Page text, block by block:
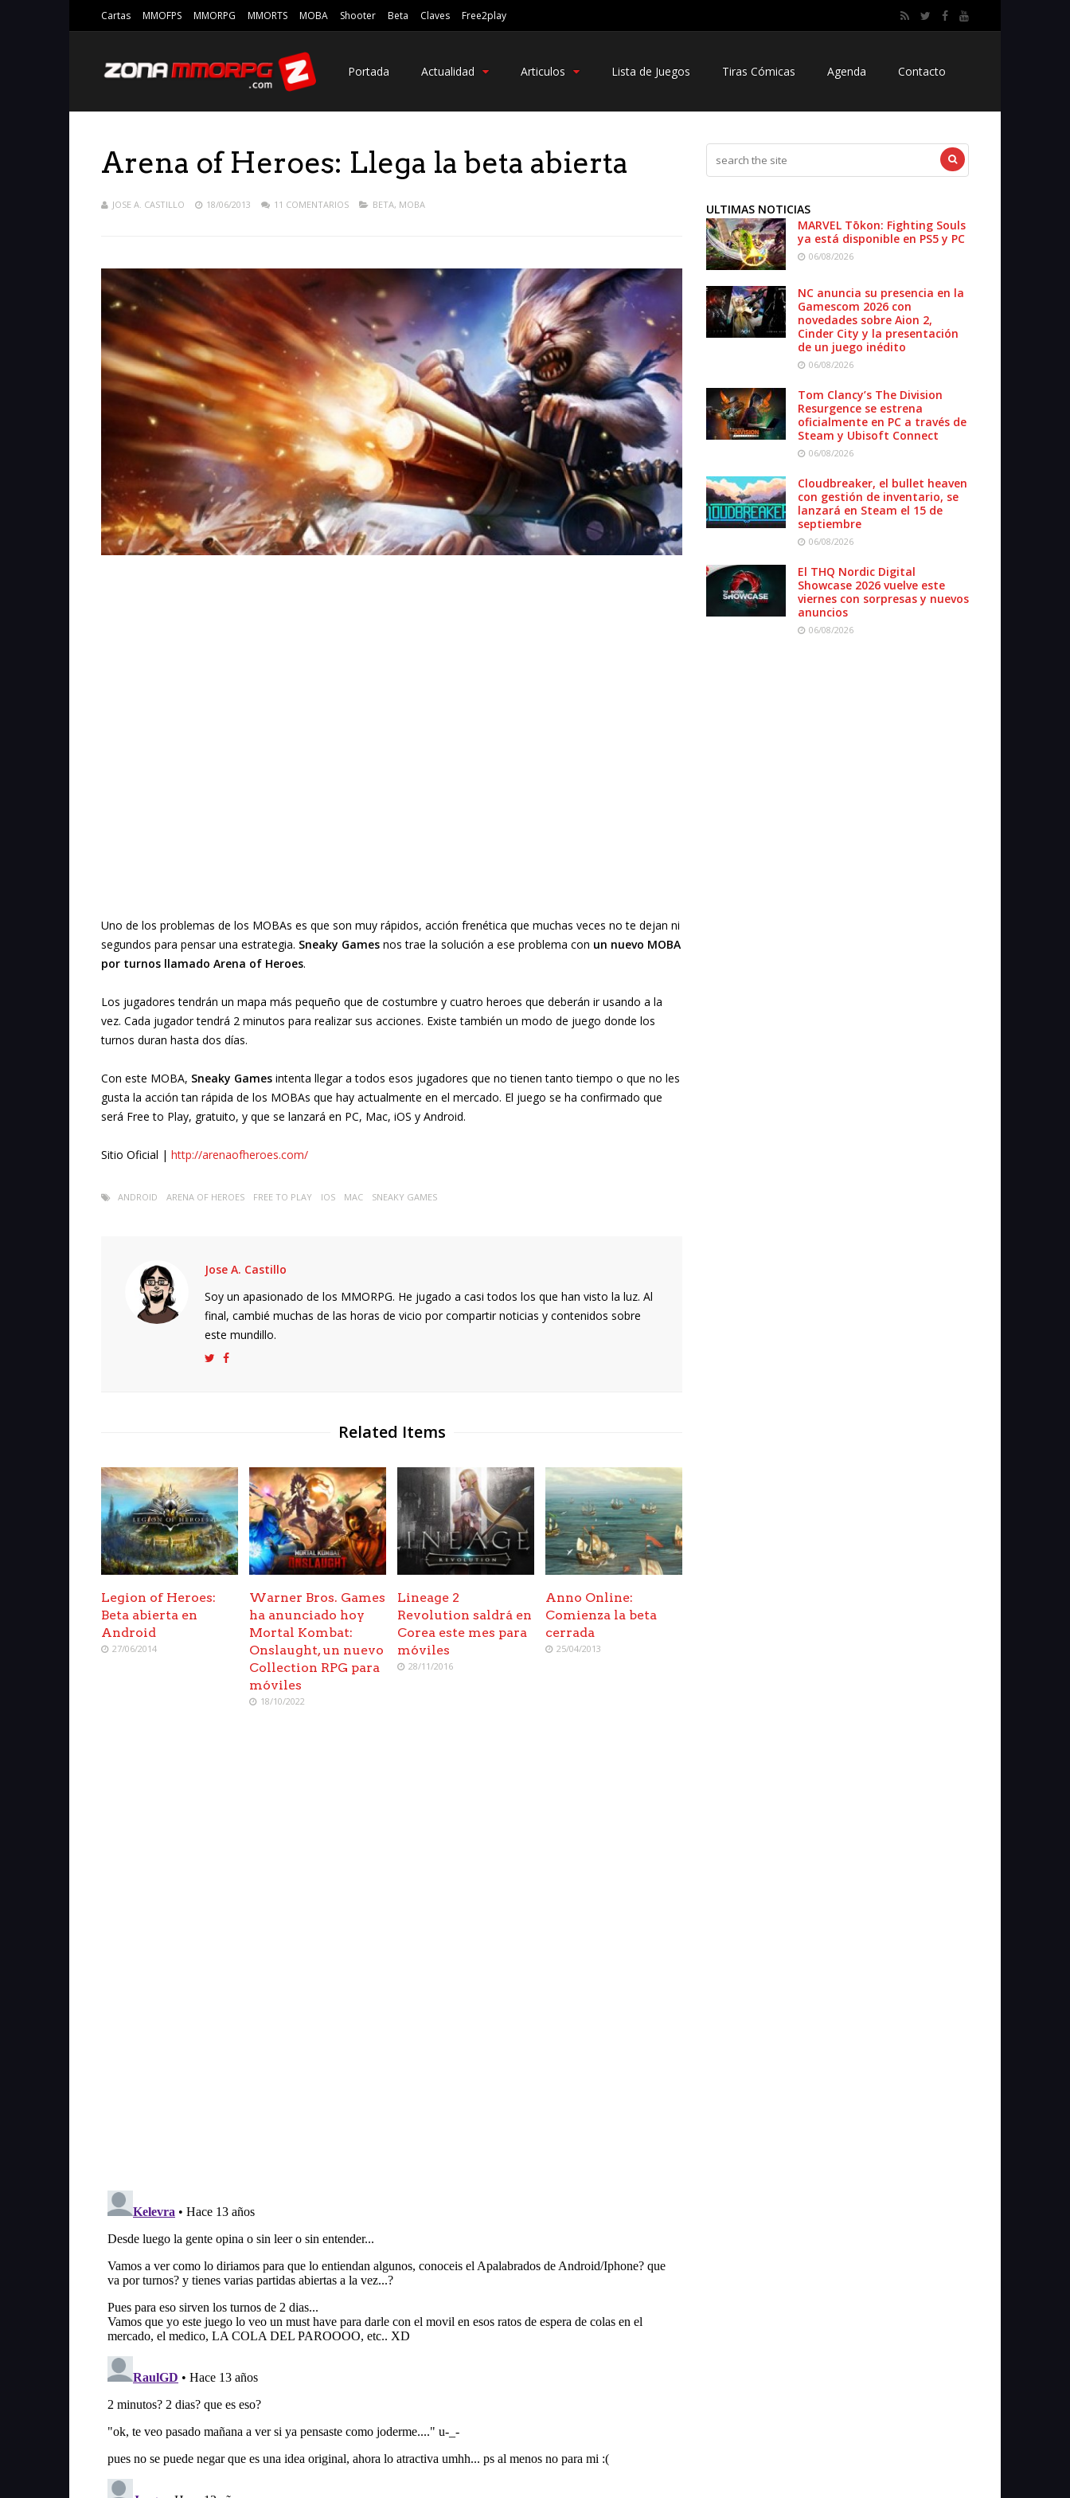
Cartas MMOFPS MMORPG MMORTS MOBA Shooter Beta Claves Free2play
Portada Actualidad Articulos Lista de Juegos Tiras Cómicas Agenda Contacto
Arena of Heroes: Llega la beta abierta
JOSE A. CASTILLO 18/06/2013 11 COMENTARIOS BETA, MOBA
Uno de los problemas de los MOBAs es que son muy rápidos, acción frenética que muchas veces no te dejan ni
segundos para pensar una estrategia. Sneaky Games nos trae la solución a ese problema con un nuevo MOBA
por turnos llamado Arena of Heroes.
Los jugadores tendrán un mapa más pequeño que de costumbre y cuatro heroes que deberán ir usando a la
vez. Cada jugador tendrá 2 minutos para realizar sus acciones. Existe también un modo de juego donde los
turnos duran hasta dos días.
Con este MOBA, Sneaky Games intenta llegar a todos esos jugadores que no tienen tanto tiempo o que no les
gusta la acción tan rápida de los MOBAs que hay actualmente en el mercado. El juego se ha confirmado que
será Free to Play, gratuito, y que se lanzará en PC, Mac, iOS y Android.
Sitio Oficial | http://arenaofheroes.com/
ANDROID ARENA OF HEROES FREE TO PLAY IOS MAC SNEAKY GAMES
Jose A. Castillo
Soy un apasionado de los MMORPG. He jugado a casi todos los que han visto la luz. Al
final, cambié muchas de las horas de vicio por compartir noticias y contenidos sobre
este mundillo.
Related Items
Legion of Heroes:
Beta abierta en
Android
27/06/2014
Warner Bros. Games
ha anunciado hoy
Mortal Kombat:
Onslaught, un nuevo
Collection RPG para
móviles
18/10/2022
Lineage 2
Revolution saldrá en
Corea este mes para
móviles
28/11/2016
Anno Online:
Comienza la beta
cerrada
25/04/2013
ULTIMAS NOTICIAS
MARVEL Tōkon: Fighting Souls
ya está disponible en PS5 y PC
06/08/2026
NC anuncia su presencia en la
Gamescom 2026 con
novedades sobre Aion 2,
Cinder City y la presentación
de un juego inédito
06/08/2026
Tom Clancy’s The Division
Resurgence se estrena
oficialmente en PC a través de
Steam y Ubisoft Connect
06/08/2026
Cloudbreaker, el bullet heaven
con gestión de inventario, se
lanzará en Steam el 15 de
septiembre
06/08/2026
El THQ Nordic Digital
Showcase 2026 vuelve este
viernes con sorpresas y nuevos
anuncios
06/08/2026